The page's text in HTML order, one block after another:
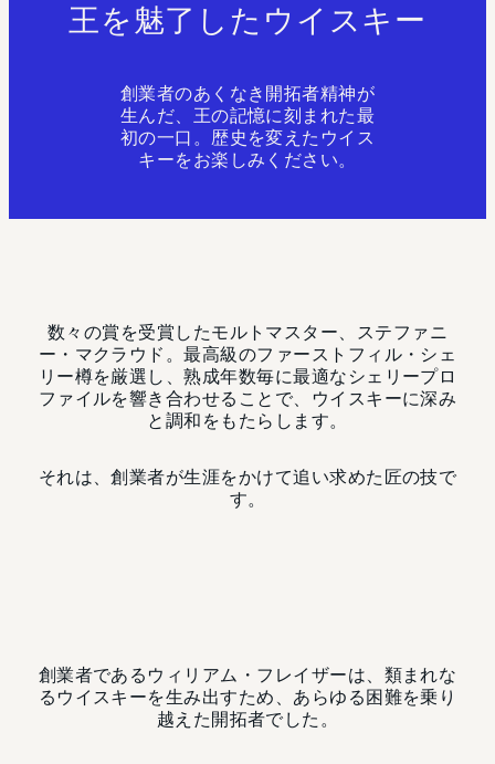
王を魅了したウイスキー
創業者のあくなき開拓者精神が
生んだ、王の記憶に刻まれた最
初の一口。歴史を変えたウイス
キーをお楽しみください。
数々の賞を受賞したモルトマスター、ステファニ
ー・マクラウド。最高級のファーストフィル・シェ
リー樽を厳選し、熟成年数毎に最適なシェリープロ
ファイルを響き合わせることで、ウイスキーに深み
と調和をもたらします。
それは、創業者が生涯をかけて追い求めた匠の技で
す。
創業者であるウィリアム・フレイザーは、類まれな
るウイスキーを生み出すため、あらゆる困難を乗り
越えた開拓者でした。